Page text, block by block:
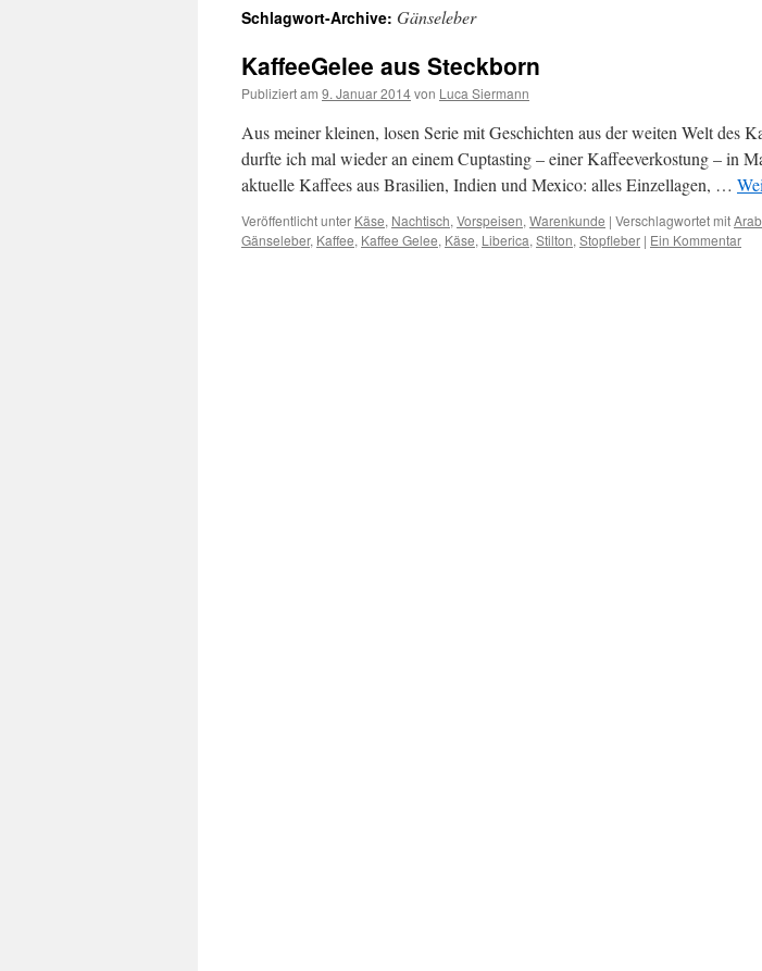
springen
Schlagwort-Archive: Gänseleber
KaffeeGelee aus Steckborn
Publiziert am 9. Januar 2014von Luca Siermann
Aus meiner kleinen, losen Serie mit Geschichten aus der weiten Welt des
durfte ich mal wieder an einem Cuptasting – einer Kaffeeverkostung – in
aktuelle Kaffees aus Brasilien, Indien und Mexico: alles Einzellagen, …
Veröffentlicht unter Käse, Nachtisch, Vorspeisen, Warenkunde | Verschlagwortet mit
Gänseleber, Kaffee, Kaffee Gelee, Käse, Liberica, Stilton, Stopfleber | Ein Kommentar